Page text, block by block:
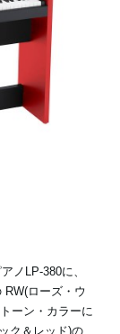
ノLP-380に、
ローズ・ウ
ーン・カラーに
ク＆レッド)の